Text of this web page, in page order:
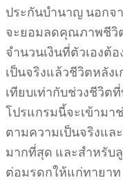
ประกันบำนาญ นอกจ
จะยอมลดคุณภาพชีวิ
จำนวนเงินที่ตัวเองต้
เป็นจริงแล้วชีวิตหลัง
เทียบเท่ากับช่วงชีวิต
โปรแกรมนี้จะเข้ามา
ตามความเป็นจริงแล
มากที่สุด และสำหรับ
ต่อมรดกให้แก่ทายา